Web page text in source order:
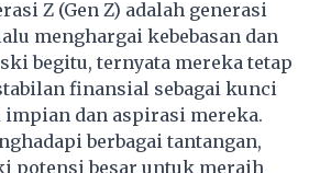
Z (Gen Z) adalah generasi
menghargai kebebasan dan
begitu, ternyata mereka tetap
finansial sebagai kunci
dan aspirasi mereka.
berbagai tantangan,
potensi besar untuk meraih